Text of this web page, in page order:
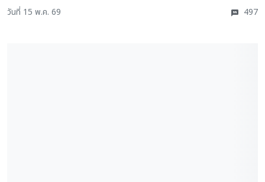
วันที่ 15 พ.ค. 69 497